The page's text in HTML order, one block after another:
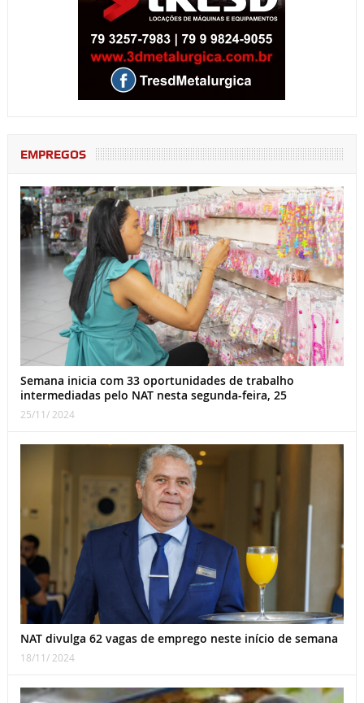
EMPREGOS
Semana inicia com 33 oportunidades de trabalho
intermediadas pelo NAT nesta segunda-feira, 25
25/11/ 2024
NAT divulga 62 vagas de emprego neste início de semana
18/11/ 2024